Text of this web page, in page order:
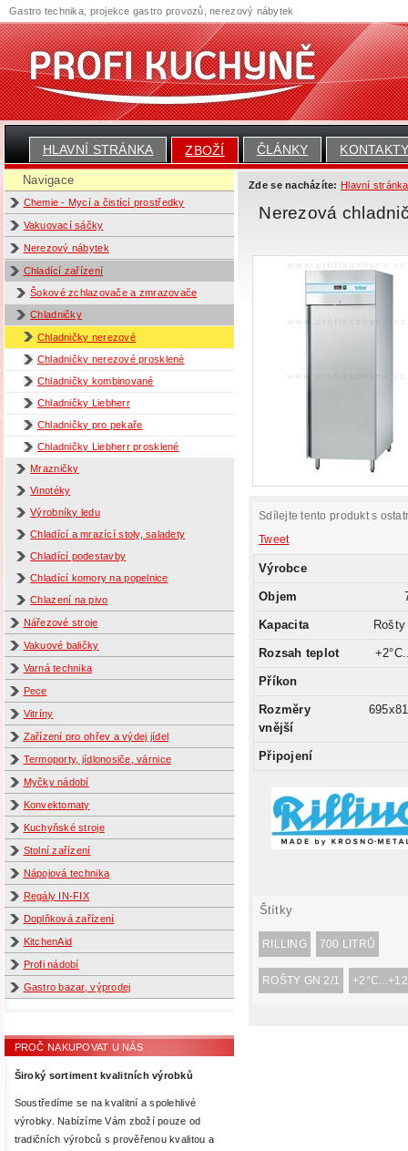
HLAVNÍ STRÁNKA ZBOŽÍ ČLÁNKY
Navigace
Chemie - Mycí a čistící prostředky
Vakuovací sáčky
Nerezový nábytek
Chladící zařízení
Šokové zchlazovače a zmrazovače
Chladničky
Chladničky nerezové
Chladničky nerezové prosklené
Chladničky kombinované
Chladničky Liebherr
Chladničky pro pekaře
Chladničky Liebherr prosklené
Mrazničky
Vinotéky
Výrobníky ledu
Chladící a mrazící stoly, saladety
Chladící podestavby
Chladící komory na popelnice
Chlazení na pivo
Nářezové stroje
Vakuové baličky
Varná technika
Pece
Vitríny
Zařízení pro ohřev a výdej jídel
Termoporty, jídlonosiče, várnice
Myčky nádobí
Konvektomaty
Kuchyňské stroje
Stolní zařízení
Nápojová technika
Regály IN-FIX
Doplňková zařízení
KitchenAid
Profi nádobí
Gastro bazar, výprodej
PROČ NAKUPOVAT U NÁS
Široký sortiment kvalitních výrobků
Soustředíme se na kvalitní a spolehlivé
výrobky. Nabízíme Vám zboží pouze od
tradičních výrobců s prověřenou kvalitou a
Zde se nacházíte: Hlavní stránka
Nerezová
Sdílejte tento produkt s
Tweet
Výrobce
Objem
Kapacita
Rozsah teplot
Příkon
Rozměry
vnější
Připojení
Štítky
RILLING 700 LITRŮ
ROŠTY GN 2/1
Gastro technika, projekce gastro provozů, nerezový nábytek